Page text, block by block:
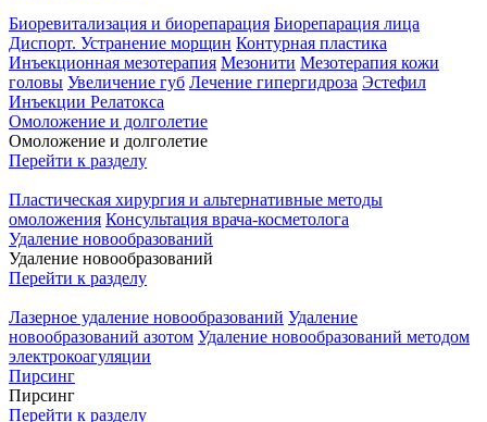
Биоревитализация и биорепарация Биорепарация лица
Диспорт. Устранение морщин Контурная пластика
Инъекционная мезотерапия Мезонити Мезотерапия кожи
головы Увеличение губ Лечение гипергидроза Эстефил
Инъекции Релатокса
Омоложение и долголетие
Омоложение и долголетие
Перейти к разделу
Пластическая хирургия и альтернативные методы
омоложения Консультация врача-косметолога
Удаление новообразований
Удаление новообразований
Перейти к разделу
Лазерное удаление новообразований Удаление
новообразований азотом Удаление новообразований методом
электрокоагуляции
Пирсинг
Пирсинг
Перейти к разделу